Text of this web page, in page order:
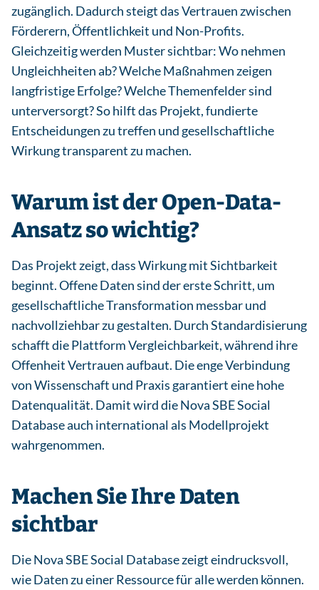
zugänglich. Dadurch steigt das Vertrauen zwischen
Förderern, Öffentlichkeit und Non-Profits.
Gleichzeitig werden Muster sichtbar: Wo nehmen
Ungleichheiten ab? Welche Maßnahmen zeigen
langfristige Erfolge? Welche Themenfelder sind
unterversorgt? So hilft das Projekt, fundierte
Entscheidungen zu treffen und gesellschaftliche
Wirkung transparent zu machen.
Warum ist der Open-Data-
Ansatz so wichtig?
Das Projekt zeigt, dass Wirkung mit Sichtbarkeit
beginnt. Offene Daten sind der erste Schritt, um
gesellschaftliche Transformation messbar und
nachvollziehbar zu gestalten. Durch Standardisierung
schafft die Plattform Vergleichbarkeit, während ihre
Offenheit Vertrauen aufbaut. Die enge Verbindung
von Wissenschaft und Praxis garantiert eine hohe
Datenqualität. Damit wird die Nova SBE Social
Database auch international als Modellprojekt
wahrgenommen.
Machen Sie Ihre Daten
sichtbar
Die Nova SBE Social Database zeigt eindrucksvoll,
wie Daten zu einer Ressource für alle werden können.